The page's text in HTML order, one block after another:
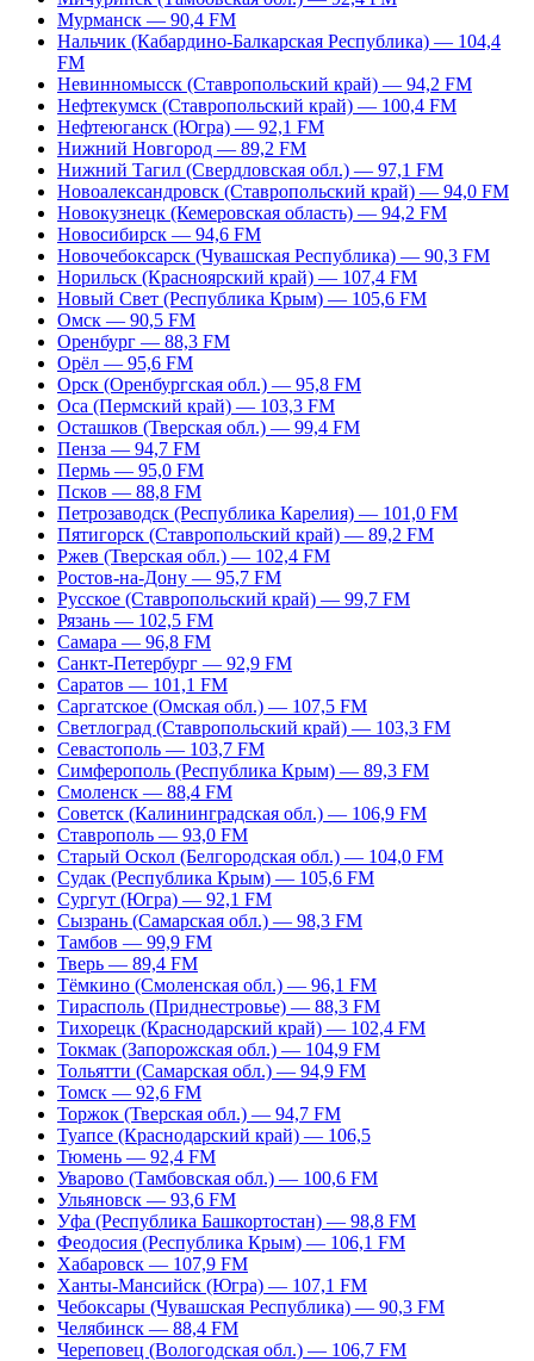
Мурманск — 90,4 FM
Нальчик (Кабардино-Балкарская Республика) — 104,4
FM
Невинномысск (Ставропольский край) — 94,2 FM
Нефтекумск (Ставропольский край) — 100,4 FM
Нефтеюганск (Югра) — 92,1 FM
Нижний Новгород — 89,2 FM
Нижний Тагил (Свердловская обл.) — 97,1 FM
Новоалександровск (Ставропольский край) — 94,0 FM
Новокузнецк (Кемеровская область) — 94,2 FM
Новосибирск — 94,6 FM
Новочебоксарск (Чувашская Республика) — 90,3 FM
Норильск (Красноярский край) — 107,4 FM
Новый Свет (Республика Крым) — 105,6 FM
Омск — 90,5 FM
Оренбург — 88,3 FM
Орёл — 95,6 FM
Орск (Оренбургская обл.) — 95,8 FM
Оса (Пермский край) — 103,3 FM
Осташков (Тверская обл.) — 99,4 FM
Пенза — 94,7 FM
Пермь — 95,0 FM
Псков — 88,8 FM
Петрозаводск (Республика Карелия) — 101,0 FM
Пятигорск (Ставропольский край) — 89,2 FM
Ржев (Тверская обл.) — 102,4 FM
Ростов-на-Дону — 95,7 FM
Русское (Ставропольский край) — 99,7 FM
Рязань — 102,5 FM
Самара — 96,8 FM
Санкт-Петербург — 92,9 FM
Саратов — 101,1 FM
Саргатское (Омская обл.) — 107,5 FM
Светлоград (Ставропольский край) — 103,3 FM
Севастополь — 103,7 FM
Симферополь (Республика Крым) — 89,3 FM
Смоленск — 88,4 FM
Советск (Калининградская обл.) — 106,9 FM
Ставрополь — 93,0 FM
Старый Оскол (Белгородская обл.) — 104,0 FM
Судак (Республика Крым) — 105,6 FM
Сургут (Югра) — 92,1 FM
Сызрань (Самарская обл.) — 98,3 FM
Тамбов — 99,9 FM
Тверь — 89,4 FM
Тёмкино (Смоленская обл.) — 96,1 FM
Тирасполь (Приднестровье) — 88,3 FM
Тихорецк (Краснодарский край) — 102,4 FM
Токмак (Запорожская обл.) — 104,9 FM
Тольятти (Самарская обл.) — 94,9 FM
Томск — 92,6 FM
Торжок (Тверская обл.) — 94,7 FM
Туапсе (Краснодарский край) — 106,5
Тюмень — 92,4 FM
Уварово (Тамбовская обл.) — 100,6 FM
Ульяновск — 93,6 FM
Уфа (Республика Башкортостан) — 98,8 FM
Феодосия (Республика Крым) — 106,1 FM
Хабаровск — 107,9 FM
Ханты-Мансийск (Югра) — 107,1 FM
Чебоксары (Чувашская Республика) — 90,3 FM
Челябинск — 88,4 FM
Череповец (Вологодская обл.) — 106,7 FM